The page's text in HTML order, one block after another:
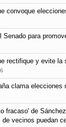
convoque
Senado para
rectifique y evite la
clama
fracaso' de
vecinos puedan